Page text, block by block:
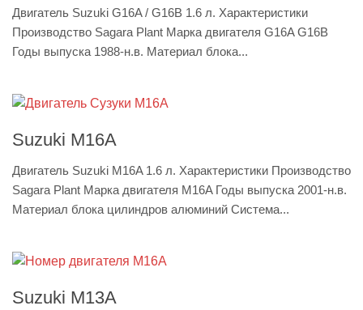
Двигатель Suzuki G16A / G16B 1.6 л. Характеристики
Производство Sagara Plant Марка двигателя G16A G16B
Годы выпуска 1988-н.в. Материал блока...
Suzuki M16A
Двигатель Suzuki M16A 1.6 л. Характеристики Производство
Sagara Plant Марка двигателя M16A Годы выпуска 2001-н.в.
Материал блока цилиндров алюминий Система...
Suzuki M13A